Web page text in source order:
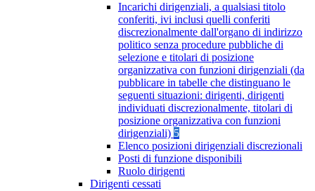
Incarichi dirigenziali, a qualsiasi titolo
conferiti, ivi inclusi quelli conferiti
discrezionalmente dall'organo di indirizzo
politico senza procedure pubbliche di
selezione e titolari di posizione
organizzativa con funzioni dirigenziali (da
pubblicare in tabelle che distinguano le
seguenti situazioni: dirigenti, dirigenti
individuati discrezionalmente, titolari di
posizione organizzativa con funzioni
dirigenziali) 5
Elenco posizioni dirigenziali discrezionali
Posti di funzione disponibili
Ruolo dirigenti
Dirigenti cessati